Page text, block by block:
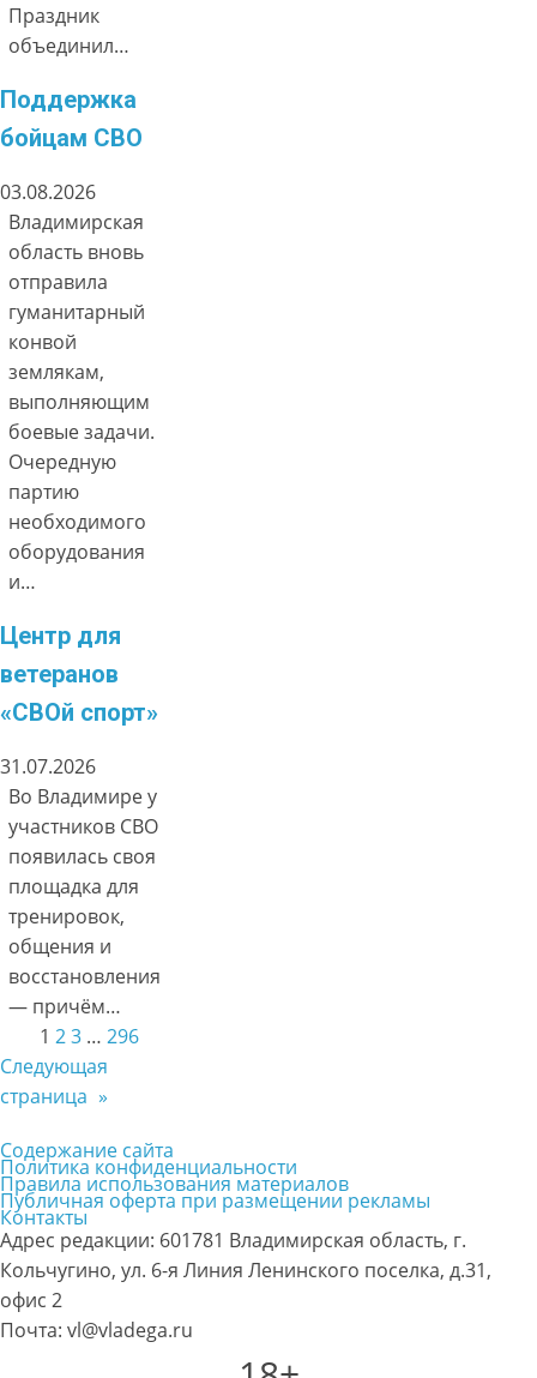
Праздник
объединил…
Поддержка
бойцам СВО
03.08.2026
Владимирская
область вновь
отправила
гуманитарный
конвой
землякам,
выполняющим
боевые задачи.
Очередную
партию
необходимого
оборудования
и…
Центр для
ветеранов
«СВОй спорт»
31.07.2026
Во Владимире у
участников СВО
появилась своя
площадка для
тренировок,
общения и
восстановления
— причём…
1 23 … 296
Следующая
страница »
Содержание сайта
Политика конфиденциальности
Правила использования материалов
Публичная оферта при размещении рекламы
Контакты
Адрес редакции: 601781 Владимирская область, г.
Кольчугино, ул. 6-я Линия Ленинского поселка, д.31,
офис 2
Почта: vl@vladega.ru